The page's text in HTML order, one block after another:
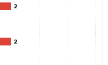
2
2